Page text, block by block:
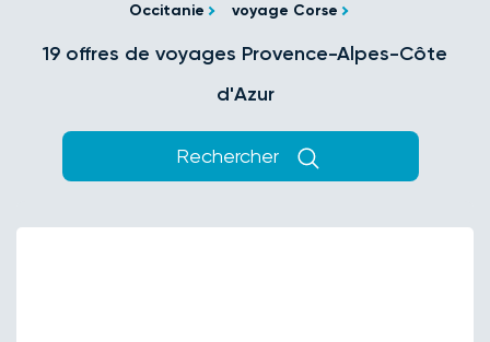
Occitanie
voyage Corse
19 offres de voyages Provence-Alpes-Côte
d'Azur
Rechercher